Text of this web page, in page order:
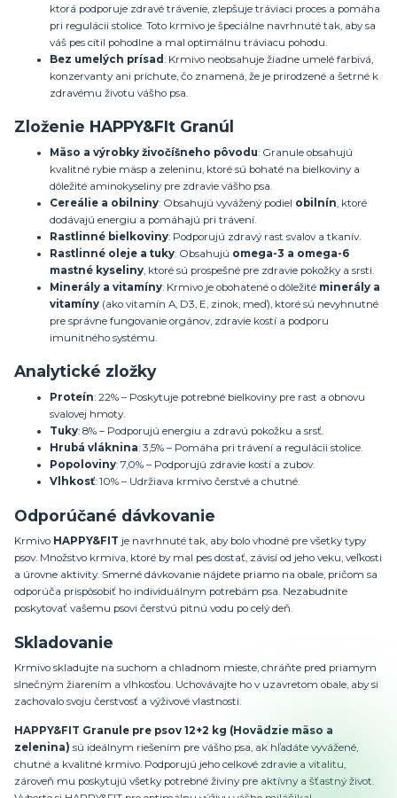
ktorá podporuje zdravé trávenie, zlepšuje tráviaci proces a pomáha
pri regulácii stolice. Toto krmivo je špeciálne navrhnuté tak, aby sa
váš pes cítil pohodlne a mal optimálnu tráviacu pohodu.
Bez umelých prísad : Krmivo neobsahuje žiadne umelé farbivá,
konzervanty ani príchute, čo znamená, že je prirodzené a šetrné k
zdravému životu vášho psa.
Zloženie HAPPY&FIt Granúl
Mäso a výrobky živočíšneho pôvodu: Granule obsahujú
kvalitné rybie mäsp a zeleninu, ktoré sú bohaté na bielkoviny a
dôležité aminokyseliny pre zdravie vášho psa.
Cereálie a obilniny: Obsahujú vyvážený podiel obilnín, ktoré
dodávajú energiu a pomáhajú pri trávení.
Rastlinné bielkoviny: Podporujú zdravý rast svalov a tkanív.
Rastlinné oleje a tuky: Obsahujú omega-3 a omega-6
mastné kyseliny, ktoré sú prospešné pre zdravie pokožky a srsti.
Minerály a vitamíny: Krmivo je obohatené o dôležité minerály a
vitamíny (ako vitamín A, D3, E, zinok, meď), ktoré sú nevyhnutné
pre správne fungovanie orgánov, zdravie kostí a podporu
imunitného systému.
Analytické zložky
Proteín: 22% – Poskytuje potrebné bielkoviny pre rast a obnovu
svalovej hmoty.
Tuky: 8% – Podporujú energiu a zdravú pokožku a srsť.
Hrubá vláknina: 3,5% – Pomáha pri trávení a regulácii stolice.
Popoloviny: 7,0% – Podporujú zdravie kostí a zubov.
Vlhkosť: 10% – Udržiava krmivo čerstvé a chutné.
Odporúčané dávkovanie
Krmivo HAPPY&FIT je navrhnuté tak, aby bolo vhodné pre všetky typy
psov. Množstvo krmiva, ktoré by mal pes dostať, závisí od jeho veku, veľkosti
a úrovne aktivity. Smerné dávkovanie nájdete priamo na obale, pričom sa
odporúča prispôsobiť ho individuálnym potrebám psa. Nezabudnite
poskytovať vašemu psovi čerstvú pitnú vodu po celý deň.
Skladovanie
Krmivo skladujte na suchom a chladnom mieste, chráňte pred priamym
slnečným žiarením a vlhkosťou. Uchovávajte ho v uzavretom obale, aby si
zachovalo svoju čerstvosť a výživové vlastnosti.
HAPPY&FIT Granule pre psov 12+2 kg (Hovädzie mäso a
zelenina) sú ideálnym riešením pre vášho psa, ak hľadáte vyvážené,
chutné a kvalitné krmivo. Podporujú jeho celkové zdravie a vitalitu,
zároveň mu poskytujú všetky potrebné živiny pre aktívny a šťastný život.